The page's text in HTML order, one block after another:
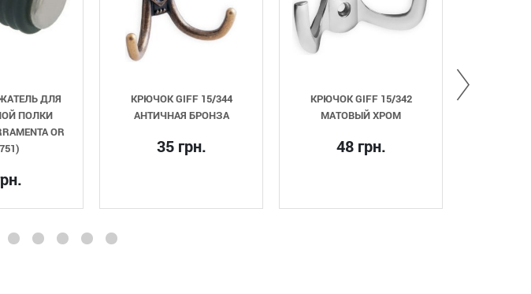
КРЮЧОК GIFF 15/344
АНТИЧНАЯ БРОНЗА
КРЮЧОК GIFF 15/342
МАТОВЫЙ ХРОМ
ПЕТЛЯ ВКЛАДНАЯ